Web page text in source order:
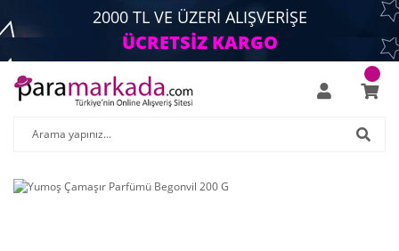
2000 TL VE ÜZERİ ALIŞVERİŞE
ÜCRETSİZ KARGO